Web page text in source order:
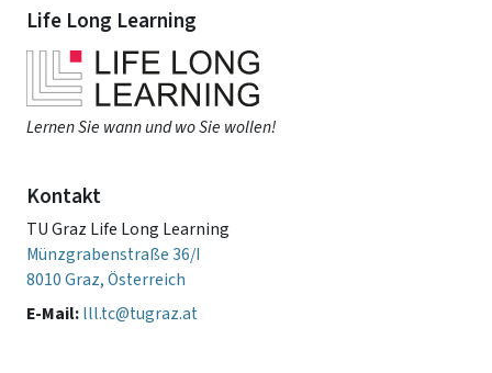
Life Long Learning
Lernen Sie wann und wo Sie wollen!
Kontakt
TU Graz Life Long Learning
Münzgrabenstraße 36/I
8010 Graz, Österreich
E-Mail:lll.tc@tugraz.at